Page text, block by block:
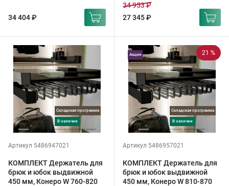
34 404 ₽ 27 345 ₽
34 953 ₽
Складская программа
в наличии
Артикул 5486947021
КОМПЛЕКТ Держатель для
брюк и юбок выдвижной
450 мм, Конеро W 760-820
21 %
Складская программа
в наличии
Акция
Артикул 5486957021
КОМПЛЕКТ Держатель для
брюк и юбок выдвижной
450 мм, Конеро W 810-870